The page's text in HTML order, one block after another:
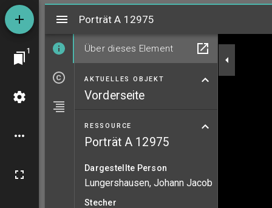
1
MiradorPorträt A 12975
Über dieses Element
AKTUELLES OBJEKT
Vorderseite
RESSOURCE
Porträt A 12975
Dargestellte Person
Lungershausen, Johann Jacob
Stecher
Porträt A 12975